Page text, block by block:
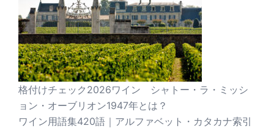
格付けチェック2026ワイン シャトー・ラ・ミッシ
ョン・オーブリオン1947年とは？
ワイン用語集420語｜アルファベット・カタカナ索引